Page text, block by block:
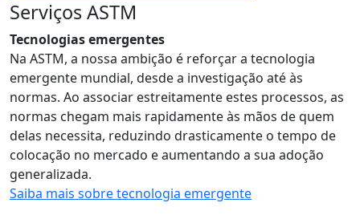
Serviços ASTM
Tecnologias emergentes
Na ASTM, a nossa ambição é reforçar a tecnologia
emergente mundial, desde a investigação até às
normas. Ao associar estreitamente estes processos, as
normas chegam mais rapidamente às mãos de quem
delas necessita, reduzindo drasticamente o tempo de
colocação no mercado e aumentando a sua adoção
generalizada.
Saiba mais sobre tecnologia emergente